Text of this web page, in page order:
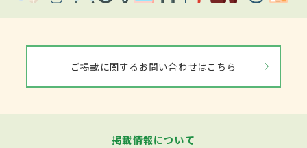
ご掲載に関するお問い合わせはこちら
掲載情報について